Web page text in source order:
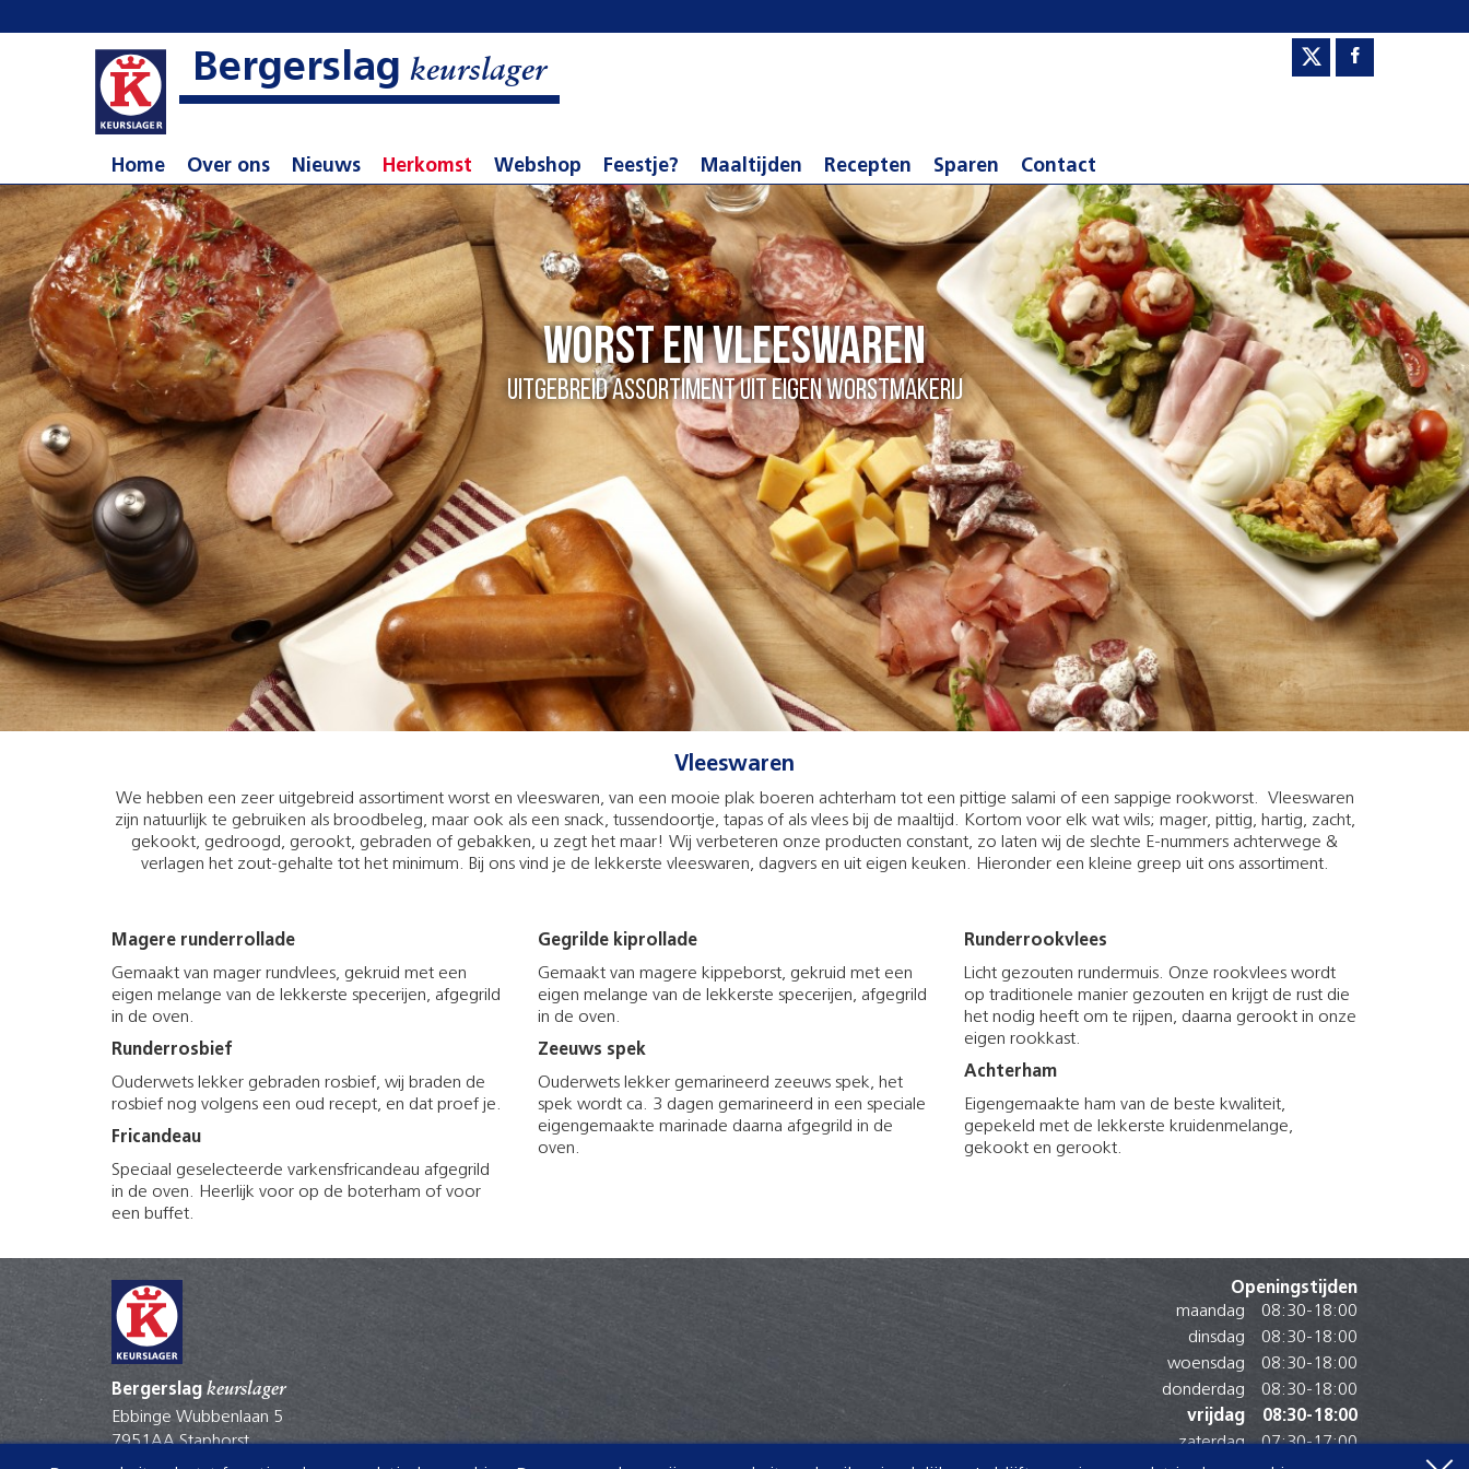
Bergerslag keurslager
Home Over ons Nieuws Herkomst Webshop Feestje? Maaltijden Recepten Sparen Contact
Worst en vleeswaren
Uitgebreid assortiment uit eigen worstmakerij
Vleeswaren
We hebben een zeer uitgebreid assortiment worst en vleeswaren, van een mooie plak boeren achterham tot een pittige salami of een sappige rookworst. Vleeswaren
zijn natuurlijk te gebruiken als broodbeleg, maar ook als een snack, tussendoortje, tapas of als vlees bij de maaltijd. Kortom voor elk wat wils; mager, pittig, hartig, zacht,
gekookt, gedroogd, gerookt, gebraden of gebakken, u zegt het maar! Wij verbeteren onze producten constant, zo laten wij de slechte E-nummers achterwege &
verlagen het zout-gehalte tot het minimum. Bij ons vind je de lekkerste vleeswaren, dagvers en uit eigen keuken. Hieronder een kleine greep uit ons assortiment.
Magere runderrollade
Gemaakt van mager rundvlees, gekruid met een
eigen melange van de lekkerste specerijen, afgegrild
in de oven.
Runderrosbief
Ouderwets lekker gebraden rosbief, wij braden de
rosbief nog volgens een oud recept, en dat proef je.
Fricandeau
Speciaal geselecteerde varkensfricandeau afgegrild
in de oven. Heerlijk voor op de boterham of voor
een buffet.
Gegrilde kiprollade
Gemaakt van magere kippeborst, gekruid met een
eigen melange van de lekkerste specerijen, afgegrild
in de oven.
Zeeuws spek
Ouderwets lekker gemarineerd zeeuws spek, het
spek wordt ca. 3 dagen gemarineerd in een speciale
eigengemaakte marinade daarna afgegrild in de
oven.
Runderrookvlees
Licht gezouten rundermuis. Onze rookvlees wordt
op traditionele manier gezouten en krijgt de rust die
het nodig heeft om te rijpen, daarna gerookt in onze
eigen rookkast.
Achterham
Eigengemaakte ham van de beste kwaliteit,
gepekeld met de lekkerste kruidenmelange,
gekookt en gerookt.
Bergerslag keurslager
Ebbinge Wubbenlaan 5
7951AA Staphorst
Openingstijden
maandag
08:30-18:00
dinsdag
08:30-18:00
woensdag
08:30-18:00
donderdag
08:30-18:00
vrijdag
08:30-18:00
zaterdag
07:30-17:00